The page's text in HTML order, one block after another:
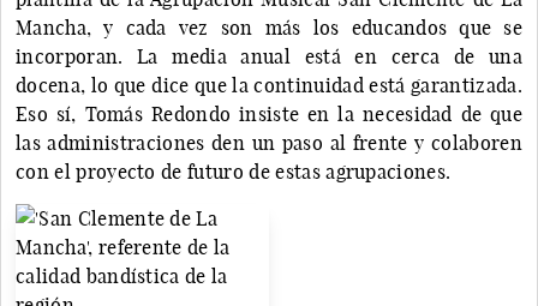
Mancha, y cada vez son más los educandos que se
incorporan. La media anual está en cerca de una
docena, lo que dice que la continuidad está garantizada.
Eso sí, Tomás Redondo insiste en la necesidad de que
las administraciones den un paso al frente y colaboren
con el proyecto de futuro de estas agrupaciones.